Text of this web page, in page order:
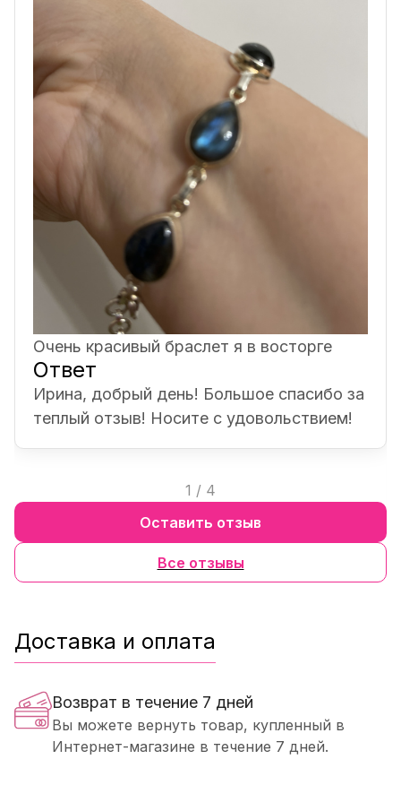
Очень красивый браслет я в восторге
Ответ
Ирина, добрый день! Большое спасибо за
теплый отзыв! Носите с удовольствием!
1 / 4
Все отзывы
Оставить отзыв
Доставка и оплата
Возврат в течение 7 дней
Вы можете вернуть товар, купленный в
Интернет-магазине в течение 7 дней.